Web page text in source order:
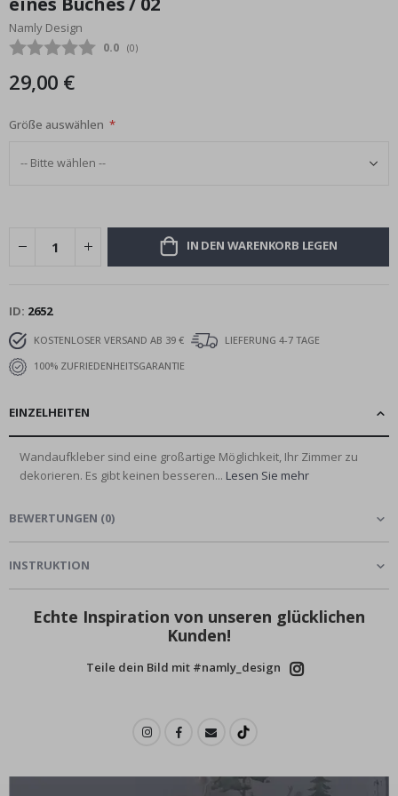
Bildgalerie
springen
Namly Design
Durchschnittliche Bewertung:
0.0 (abgegebene bewertungen:
0)
29,00 €
Größe auswählen
IN DEN WARENKORB LEGEN
ID 2652
KOSTENLOSER VERSAND AB 39 €
LIEFERUNG 4-7 TAGE
100% ZUFRIEDENHEITSGARANTIE
EINZELHEITEN
Wandaufkleber sind eine großartige Möglichkeit, Ihr Zimmer zu
dekorieren. Es gibt keinen besseren... Lesen Sie mehr
BEWERTUNGEN (0)
INSTRUKTION
Echte Inspiration von unseren glücklichen
Kunden!
Teile dein Bild mit #namly_design